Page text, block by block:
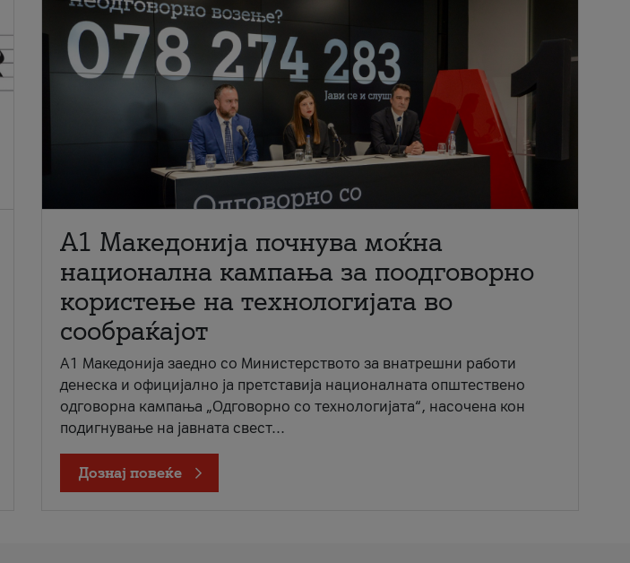
A1 Македонија почнува моќна
национална кампања за поодговорно
користење на технологијата во
сообраќајот
A1 Македонија заедно со Министерството за внатрешни работи
денеска и официјално ја претставија националната општествено
одговорна кампања „Одговорно со технологијата“, насочена кон
подигнување на јавната свест...
Дознај повеќе